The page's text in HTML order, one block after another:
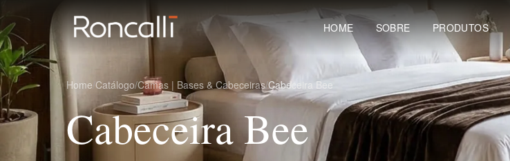
HOME SOBRE PRODUTOS
Home/Catálogo/Camas | Bases & Cabeceiras/Cabeceira Bee
Cabeceira Bee